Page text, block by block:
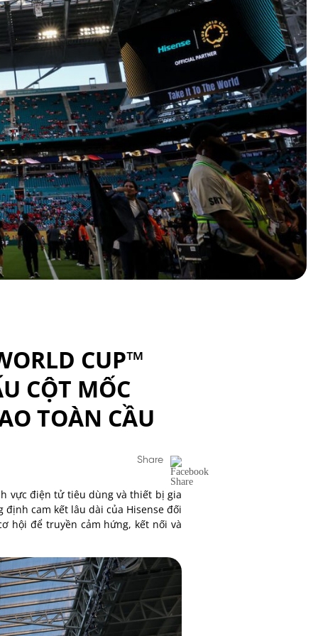
CUP™
CỘT MỐC
TOÀN CẦU
Share
vực điện tử tiêu dùng và thiết bị gia
định cam kết lâu dài của Hisense đối
hội để truyền cảm hứng, kết nối và